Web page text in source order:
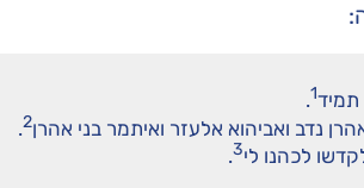
תמיד1
.
נדב ואביהוא אלעזר ואיתמר בני אהרן2
.
לכהנו לי3
.